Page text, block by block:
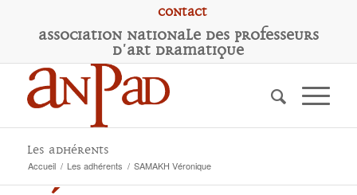
Contact
Association Nationale des Professeurs
d'Art Dramatique
Les adhérents
Accueil / Les adhérents / SAMAKH Véronique